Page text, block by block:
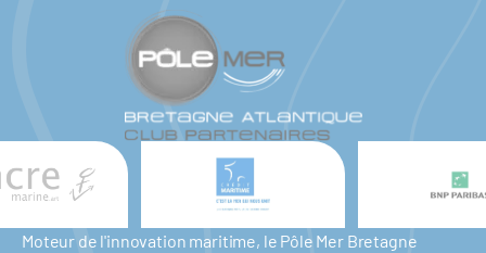
Moteur de l'innovation maritime, le Pôle Mer Bretagne